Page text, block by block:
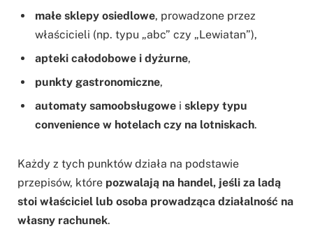
małe sklepy osiedlowe, prowadzone przez
właścicieli (np. typu „abc” czy „Lewiatan”),
apteki całodobowe i dyżurne,
punkty gastronomiczne,
automaty samoobsługowe i sklepy typu
convenience w hotelach czy na lotniskach.
Każdy z tych punktów działa na podstawie
przepisów, które pozwalają na handel, jeśli za ladą
stoi właściciel lub osoba prowadząca działalność na
własny rachunek.